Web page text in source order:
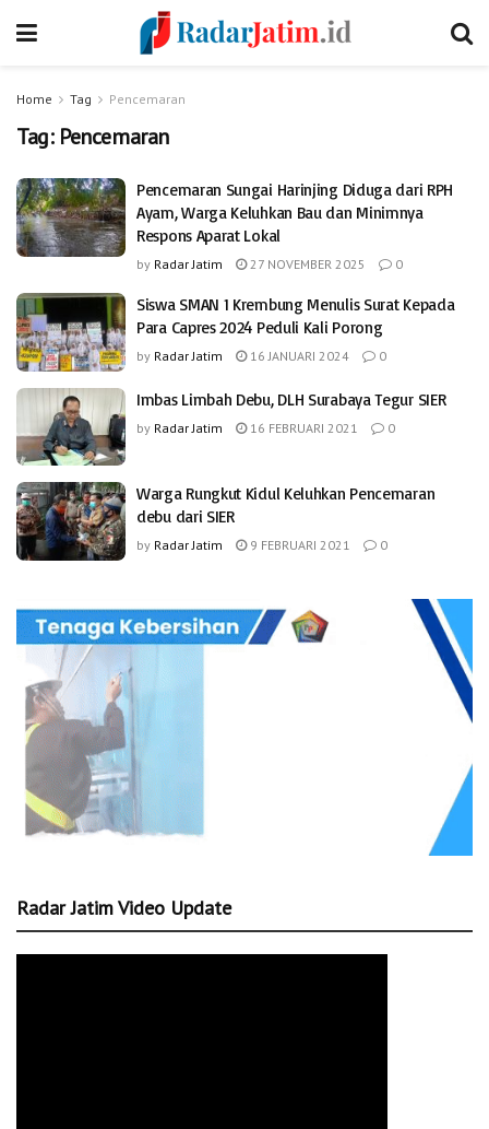
Home Tag Pencemaran
Tag: Pencemaran
Pencemaran Sungai Harinjing Diduga dari RPH
Ayam, Warga Keluhkan Bau dan Minimnya
Respons Aparat Lokal
by Radar Jatim 27 NOVEMBER 2025 0
Siswa SMAN 1 Krembung Menulis Surat Kepada
Para Capres 2024 Peduli Kali Porong
by Radar Jatim 16 JANUARI 2024 0
Imbas Limbah Debu, DLH Surabaya Tegur SIER
by Radar Jatim 16 FEBRUARI 2021 0
Warga Rungkut Kidul Keluhkan Pencemaran
debu dari SIER
by Radar Jatim 9 FEBRUARI 2021 0
Radar Jatim Video Update